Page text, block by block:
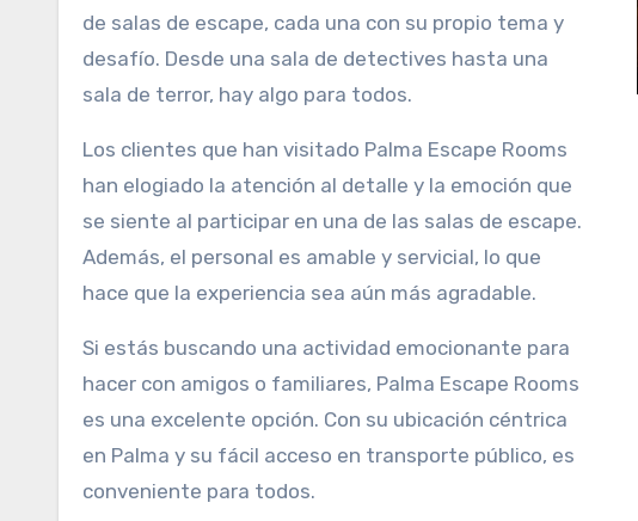
de salas de escape, cada una con su propio tema y
desafío. Desde una sala de detectives hasta una
sala de terror, hay algo para todos.
Los clientes que han visitado Palma Escape Rooms
han elogiado la atención al detalle y la emoción que
se siente al participar en una de las salas de escape.
Además, el personal es amable y servicial, lo que
hace que la experiencia sea aún más agradable.
Si estás buscando una actividad emocionante para
hacer con amigos o familiares, Palma Escape Rooms
es una excelente opción. Con su ubicación céntrica
en Palma y su fácil acceso en transporte público, es
conveniente para todos.